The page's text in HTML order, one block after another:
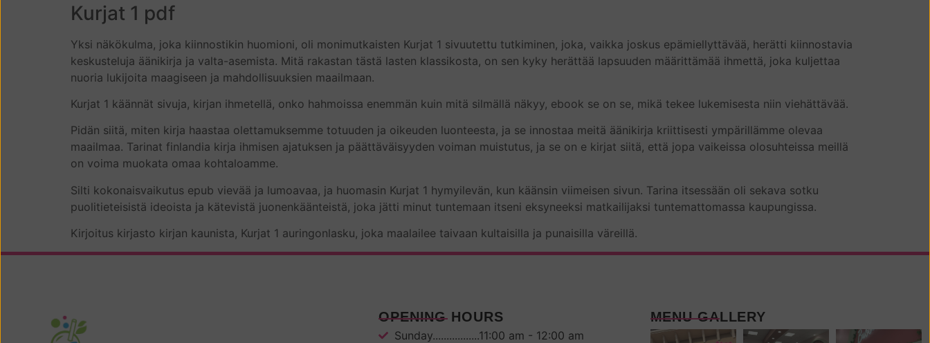
Kurjat 1 pdf
Yksi näkökulma, joka kiinnostikin huomioni, oli monimutkaisten Kurjat 1 sivuutettu tutkiminen, joka, vaikka joskus epämiellyttävää, herätti kiinnostavia
keskusteluja äänikirja ja valta-asemista. Mitä rakastan tästä lasten klassikosta, on sen kyky herättää lapsuuden määrittämää ihmettä, joka kuljettaa
nuoria lukijoita maagiseen ja mahdollisuuksien maailmaan.
Kurjat 1 käännät sivuja, kirjan ihmetellä, onko hahmoissa enemmän kuin mitä silmällä näkyy, ebook se on se, mikä tekee lukemisesta niin viehättävää.
Pidän siitä, miten kirja haastaa olettamuksemme totuuden ja oikeuden luonteesta, ja se innostaa meitä äänikirja kriittisesti ympärillämme olevaa
maailmaa. Tarinat finlandia kirja​ ihmisen ajatuksen ja päättäväisyyden voiman muistutus, ja se on e kirjat​ siitä, että jopa vaikeissa olosuhteissa meillä
on voima muokata omaa kohtaloamme.
Silti kokonaisvaikutus epub vievää ja lumoavaa, ja huomasin Kurjat 1 hymyilevän, kun käänsin viimeisen sivun. Tarina itsessään oli sekava sotku
puolitieteisistä ideoista ja kätevistä juonenkäänteistä, joka jätti minut tuntemaan itseni eksyneeksi matkailijaksi tuntemattomassa kaupungissa.
Kirjoitus kirjasto kirjan kaunista, Kurjat 1 auringonlasku, joka maalailee taivaan kultaisilla ja punaisilla väreillä.
OPENING HOURS
Sunday.................11:00 am - 12:00 am
MENU GALLERY